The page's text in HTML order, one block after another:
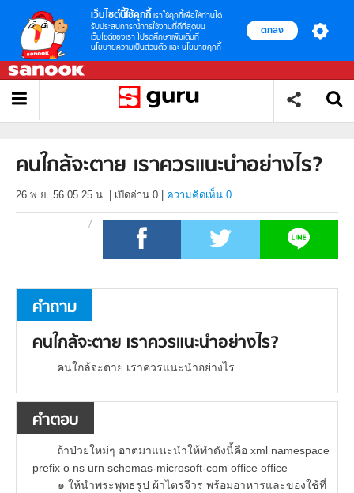
เว็บไซต์นี้ใช้คุกกี้ เราใช้คุกกี้เพื่อให้ท่านได้
รับประสบการณ์การใช้งานที่ดีที่สุดบน
เว็บไซต์ของเรา โปรดศึกษาเพิ่มเติมที่
นโยบายความเป็นส่วนตัว และ นโยบายคุกกี้
ตกลง
คนใกล้จะตาย เราควรแนะนำอย่างไร?
26 พ.ย. 56 05.25 น. เปิดอ่าน 0 ความคิดเห็น 0
คำถาม
คนใกล้จะตาย เราควรแนะนำอย่างไร?
คนใกล้จะตาย เราควรแนะนำอย่างไร
คำตอบ
ถ้าป่วยใหม่ๆ อาตมาแนะนำให้ทำดังนี้คือ xml namespace
prefix o ns urn schemas-microsoft-com office office
๑ ให้นำพระพุทธรูป ผ้าไตรจีวร พร้อมอาหารและของใช้ที่